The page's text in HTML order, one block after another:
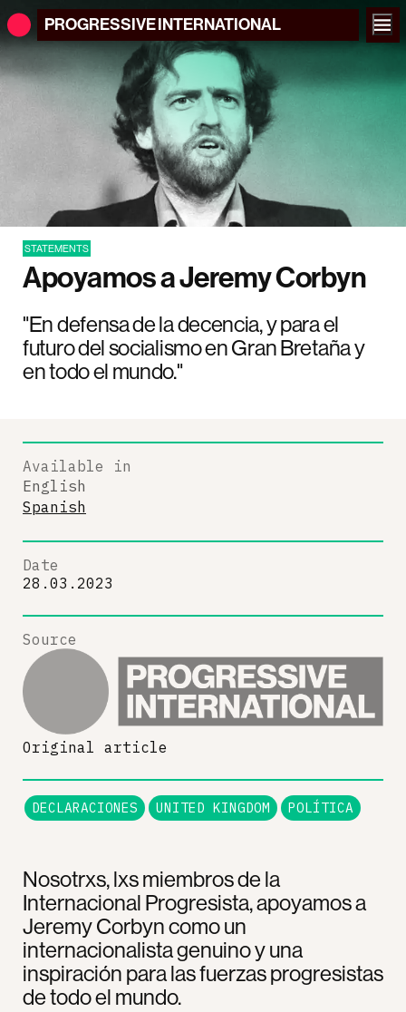
PROGRESSIVEINTERNATIONAL
STATEMENTS
Apoyamos a Jeremy Corbyn
"En defensa de la decencia, y para el
futuro del socialismo en Gran Bretaña y
en todo el mundo."
Nosotrxs, lxs miembros de la
Internacional Progresista, apoyamos a
Jeremy Corbyn como un
internacionalista genuino y una
inspiración para las fuerzas progresistas
de todo el mundo.
Available in
English
Spanish
Date
28.03.2023
Source
Original article
DECLARACIONES UNITED KINGDOM POLÍTICA